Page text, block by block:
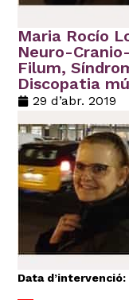
Maria Rocío
Neuro-
Filum,
Discopatia
29 d’abr. 2019
Data d’intervenció: